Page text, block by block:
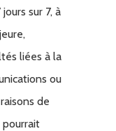
sur 7, à
liées à la
ou
de